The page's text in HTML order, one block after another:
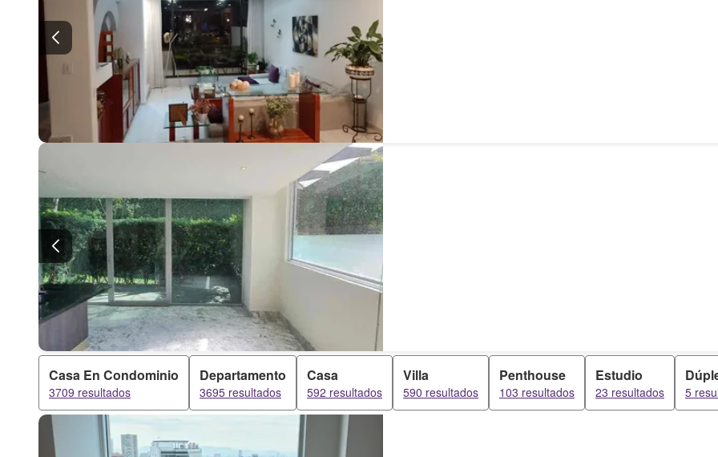
Casa En Condominio
3709 resultados
Departamento
3695 resultados
Casa
592 resultados
Villa
590 resultados
Penthouse
103 resultados
Estudio
23 resultados 5